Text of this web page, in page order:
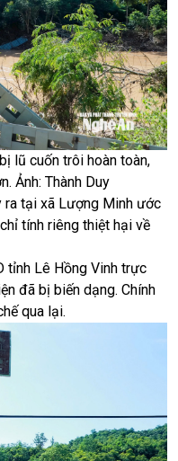
lũ cuốn trôi hoàn toàn,
Ảnh: Thành Duy
ra tại xã Lượng Minh ước
tính riêng thiệt hại về
tỉnh Lê Hồng Vinh trực
đã bị biến dạng. Chính
qua lại.